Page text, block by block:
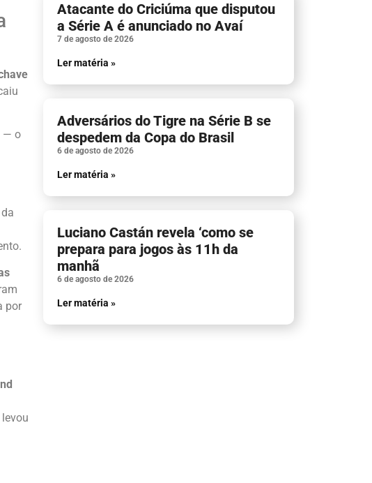
— o
por
Atacante do Criciúma que disputou
a Série A é anunciado no Avaí
7 de agosto de 2026
Ler matéria »
Adversários do Tigre na Série B se
despedem da Copa do Brasil
6 de agosto de 2026
Ler matéria »
Luciano Castán revela ‘como se
prepara para jogos às 11h da
manhã
6 de agosto de 2026
Ler matéria »